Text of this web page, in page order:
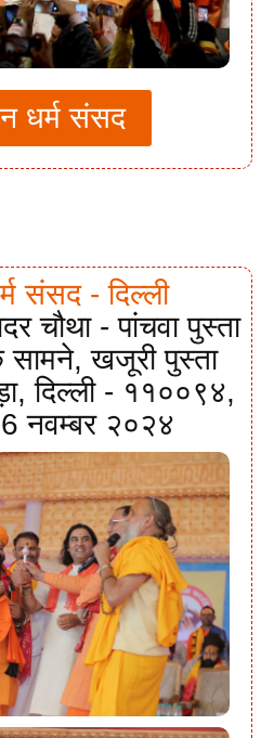
धर्म संसद
संसद - दिल्ली
चौथा - पांचवा पुस्ता
खजूरी पुस्ता
दिल्ली - ११००९४,
नवम्बर २०२४